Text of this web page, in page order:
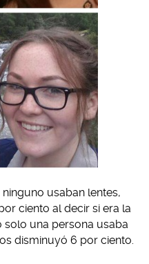
usaban lentes,
ciento al decir si era la
solo una persona usaba
disminuyó 6 por ciento.